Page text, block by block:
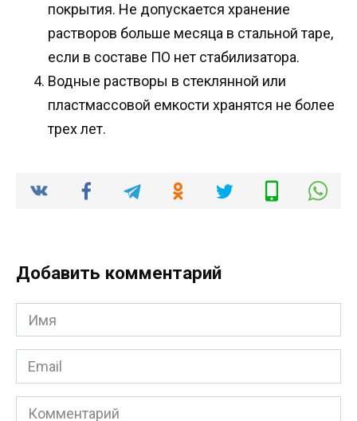
покрытия. Не допускается хранение
растворов больше месяца в стальной таре,
если в составе ПО нет стабилизатора.
Водные растворы в стеклянной или
пластмассовой емкости хранятся не более
трех лет.
Добавить комментарий
Имя
*
Email
*
Комментарий